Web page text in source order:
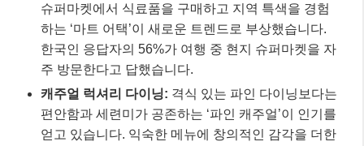
슈퍼마켓에서 식료품을 구매하고 지역 특색을 경험
하는 ‘마트 어택’이 새로운 트렌드로 부상했습니다.
한국인 응답자의 56%가 여행 중 현지 슈퍼마켓을 자
주 방문한다고 답했습니다.
캐주얼 럭셔리 다이닝: 격식 있는 파인 다이닝보다는
편안함과 세련미가 공존하는 ‘파인 캐주얼’이 인기를
얻고 있습니다. 익숙한 메뉴에 창의적인 감각을 더한